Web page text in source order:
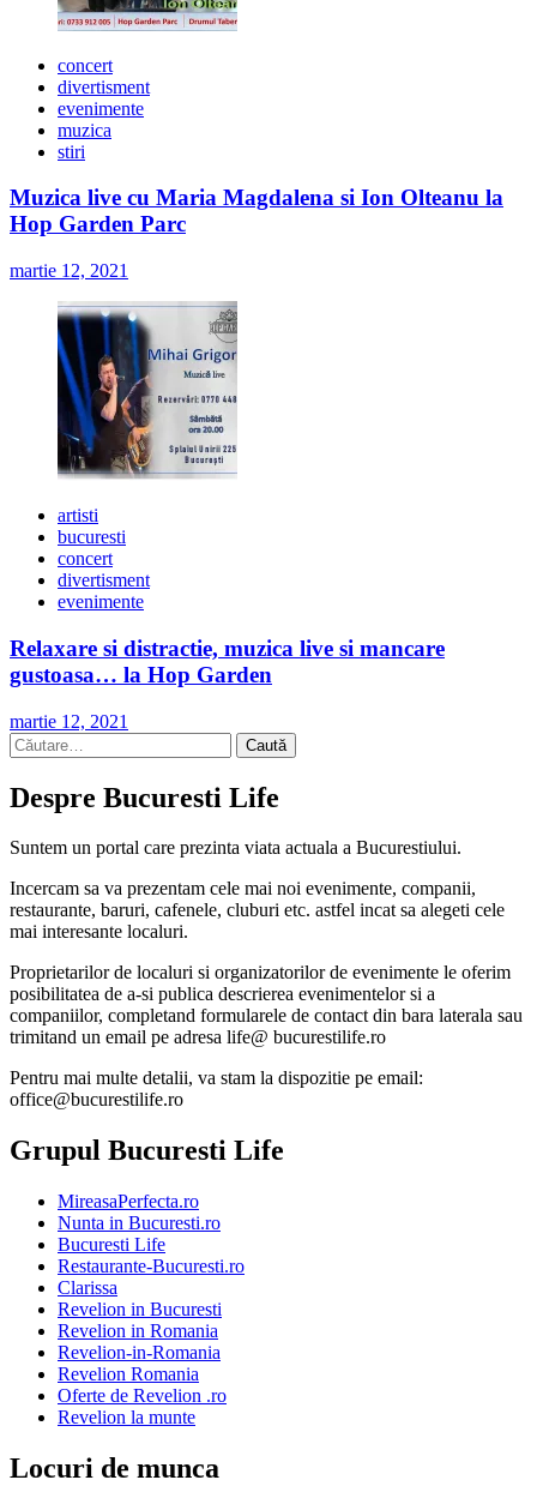
concert
divertisment
evenimente
muzica
stiri
Muzica live cu Maria Magdalena si Ion Olteanu la
Hop Garden Parc
martie 12, 2021
artisti
bucuresti
concert
divertisment
evenimente
Relaxare si distractie, muzica live si mancare
gustoasa… la Hop Garden
martie 12, 2021
Caută
după:
Despre Bucuresti Life
Suntem un portal care prezinta viata actuala a Bucurestiului.
Incercam sa va prezentam cele mai noi evenimente, companii,
restaurante, baruri, cafenele, cluburi etc. astfel incat sa alegeti cele
mai interesante localuri.
Proprietarilor de localuri si organizatorilor de evenimente le oferim
posibilitatea de a-si publica descrierea evenimentelor si a
companiilor, completand formularele de contact din bara laterala sau
trimitand un email pe adresa life@ bucurestilife.ro
Pentru mai multe detalii, va stam la dispozitie pe email:
office@bucurestilife.ro
Grupul Bucuresti Life
MireasaPerfecta.ro
Nunta in Bucuresti.ro
Bucuresti Life
Restaurante-Bucuresti.ro
Clarissa
Revelion in Bucuresti
Revelion in Romania
Revelion-in-Romania
Revelion Romania
Oferte de Revelion .ro
Revelion la munte
Locuri de munca